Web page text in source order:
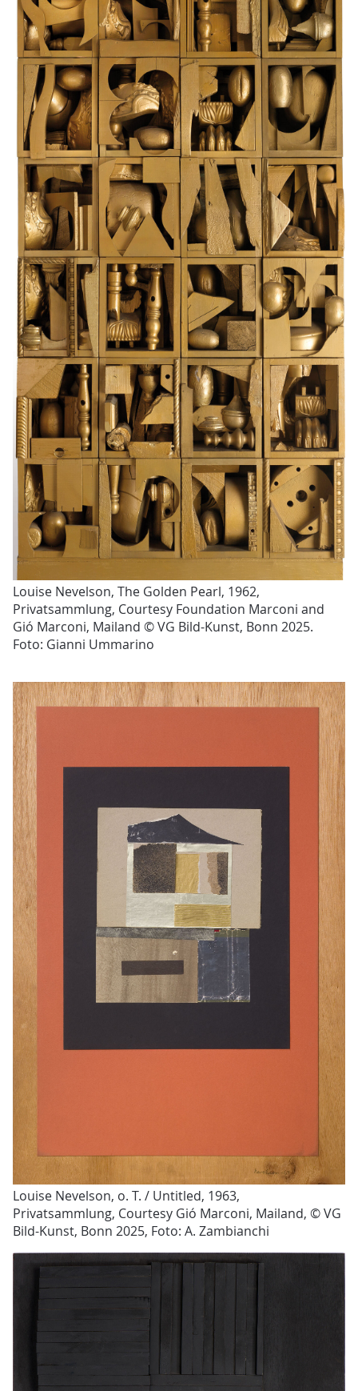
Louise Nevelson, The Golden Pearl, 1962,
Privatsammlung, Courtesy Foundation Marconi and
Gió Marconi, Mailand © VG Bild-Kunst, Bonn 2025.
Foto: Gianni Ummarino
Louise Nevelson, o. T. / Untitled, 1963,
Privatsammlung, Courtesy Gió Marconi, Mailand, © VG
Bild-Kunst, Bonn 2025, Foto: A. Zambianchi